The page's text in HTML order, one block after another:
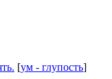
[ум - глупость]